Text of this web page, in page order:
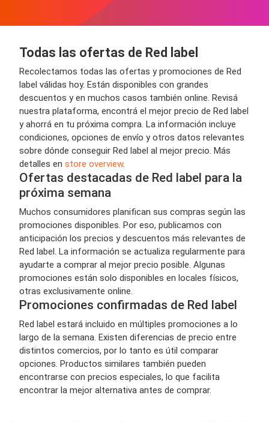
Todas las ofertas de Red label
Recolectamos todas las ofertas y promociones de Red
label válidas hoy. Están disponibles con grandes
descuentos y en muchos casos también online. Revisá
nuestra plataforma, encontrá el mejor precio de Red label
y ahorrá en tu próxima compra. La información incluye
condiciones, opciones de envío y otros datos relevantes
sobre dónde conseguir Red label al mejor precio. Más
detalles en store overview.
Ofertas destacadas de Red label para la
próxima semana
Muchos consumidores planifican sus compras según las
promociones disponibles. Por eso, publicamos con
anticipación los precios y descuentos más relevantes de
Red label. La información se actualiza regularmente para
ayudarte a comprar al mejor precio posible. Algunas
promociones están solo disponibles en locales físicos,
otras exclusivamente online.
Promociones confirmadas de Red label
Red label estará incluido en múltiples promociones a lo
largo de la semana. Existen diferencias de precio entre
distintos comercios, por lo tanto es útil comparar
opciones. Productos similares también pueden
encontrarse con precios especiales, lo que facilita
encontrar la mejor alternativa antes de comprar.